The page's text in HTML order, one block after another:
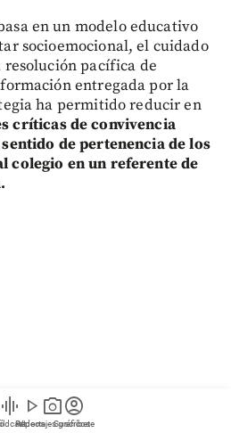
graphic_eq play_arrow
Videos
photo_camera
Reportajes gráficos
account_circle
Suscríbete
en un modelo educativo
socioemocional, el cuidado
resolución pacífica de
entregada por la
ha permitido reducir en
críticas de convivencia
de pertenencia de los
colegio en un referente de
directora general de
representa un